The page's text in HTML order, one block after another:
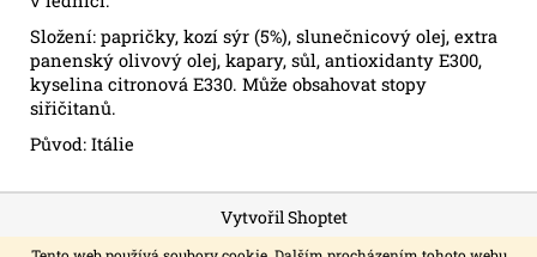
Složení: papričky, kozí sýr (5%), slunečnicový olej, extra
panenský olivový olej, kapary, sůl, antioxidanty E300,
kyselina citronová E330. Může obsahovat stopy
siřičitanů.
Původ: Itálie
CLASSICO
5L
Z
á
Vytvořil Shoptet